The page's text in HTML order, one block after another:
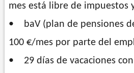
mes está libre de impuestos
• baV (plan de pensiones
100 €/mes por parte del
• 29 días de vacaciones